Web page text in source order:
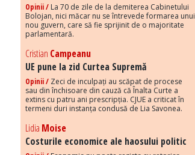
Opinii / La 70 de zile de la demiterea Cabinetului
Bolojan, nici măcar nu se întrevede formarea unui
nou guvern, care să fie sprijinit de o majoritate
parlamentară.
Cristian Campeanu
UE pune la zid Curtea Supremă
Opinii / Zeci de inculpați au scăpat de procese
sau din închisoare din cauză că Înalta Curte a
extins cu patru ani prescripția. CJUE a criticat în
termeni duri instanța condusă de Lia Savonea.
Lidia Moise
Costurile economice ale haosului politic